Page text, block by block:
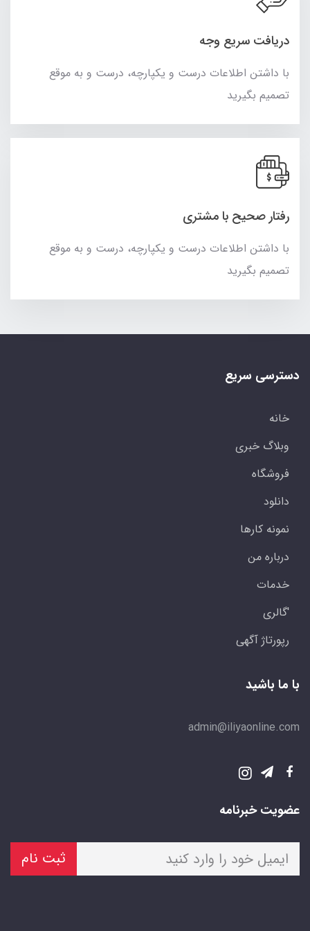
دریافت سریع وجه
با داشتن اطلاعات درست و یکپارچه، درست و به موقع
تصمیم بگیرید
رفتار صحیح با مشتری
با داشتن اطلاعات درست و یکپارچه، درست و به موقع
تصمیم بگیرید
دسترسی سریع
خانه
وبلاگ خبری
فروشگاه
دانلود
نمونه کارها
درباره من
خدمات
'گالری
رپورتاژ آگهی
با ما باشید
admin@iliyaonline.com
عضویت خبرنامه
ثبت نام